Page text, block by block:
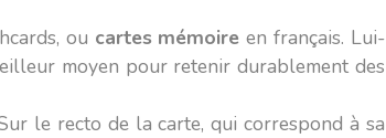
ou cartes mémoire en français. Lui-
moyen pour retenir durablement des
le recto de la carte, qui correspond à sa